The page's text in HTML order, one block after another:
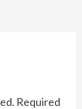
Required